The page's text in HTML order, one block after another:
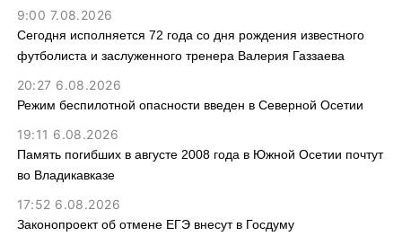
9:00 7.08.2026
Сегодня исполняется 72 года со дня рождения известного
футболиста и заслуженного тренера Валерия Газзаева
20:27 6.08.2026
Режим беспилотной опасности введен в Северной Осетии
19:11 6.08.2026
Память погибших в августе 2008 года в Южной Осетии почтут
во Владикавказе
17:52 6.08.2026
Законопроект об отмене ЕГЭ внесут в Госдуму